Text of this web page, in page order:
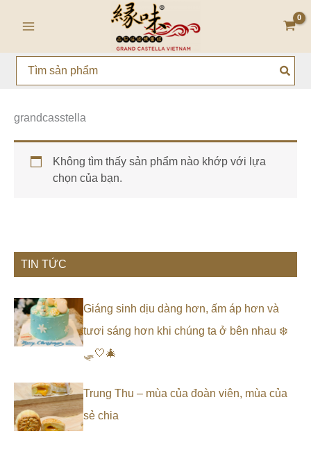
dung
for:
TIN TỨC
Giáng sinh dịu dàng hơn, ấm áp hơn và
tươi sáng hơn khi chúng ta ở bên nhau ❄️
🛷🤍🎄
Trung Thu – mùa của đoàn viên, mùa của
sẻ chia
grandcasstella
Không tìm thấy sản phẩm nào khớp với lựa
chọn của bạn.